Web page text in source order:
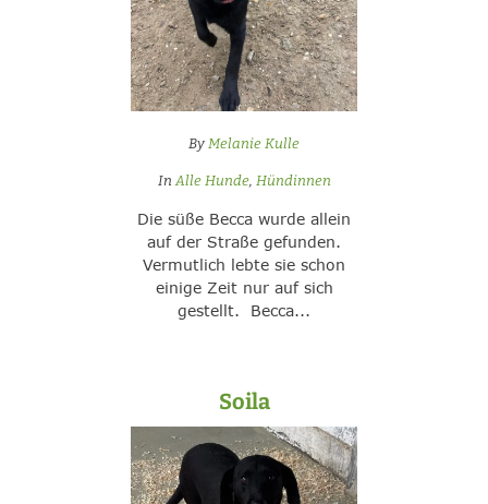
By Melanie Kulle
InAlle Hunde, Hündinnen
Die süße Becca wurde allein
auf der Straße gefunden.
Vermutlich lebte sie schon
einige Zeit nur auf sich
gestellt. Becca...
Soila